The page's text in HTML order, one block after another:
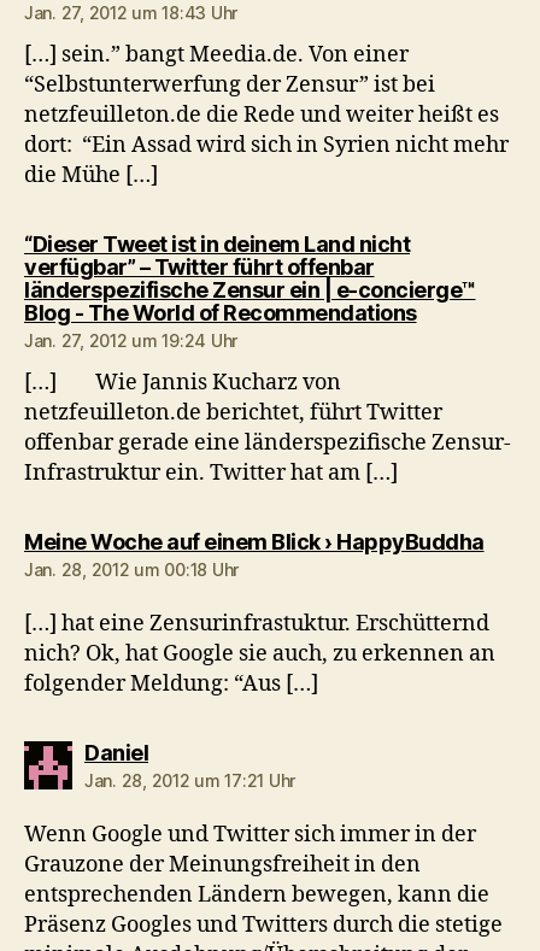
Jan. 27, 2012 um 18:43 Uhr
[…] sein.” bangt Meedia.de. Von einer
“Selbstunterwerfung der Zensur” ist bei
netzfeuilleton.de die Rede und weiter heißt es
dort: “Ein Assad wird sich in Syrien nicht mehr
die Mühe […]
“Dieser Tweet ist in deinem Land nicht
verfügbar” – Twitter führt offenbar
länderspezifische Zensur ein | e-concierge™
Blog - The World of Recommendationssagt:
Jan. 27, 2012 um 19:24 Uhr
[…] Wie Jannis Kucharz von
netzfeuilleton.de berichtet, führt Twitter
offenbar gerade eine länderspezifische Zensur-
Infrastruktur ein. Twitter hat am […]
Meine Woche auf einem Blick › HappyBuddhasagt:
Jan. 28, 2012 um 00:18 Uhr
[…] hat eine Zensurinfrastuktur. Erschütternd
nich? Ok, hat Google sie auch, zu erkennen an
folgender Meldung: “Aus […]
Danielsagt:
Jan. 28, 2012 um 17:21 Uhr
Wenn Google und Twitter sich immer in der
Grauzone der Meinungsfreiheit in den
entsprechenden Ländern bewegen, kann die
Präsenz Googles und Twitters durch die stetige